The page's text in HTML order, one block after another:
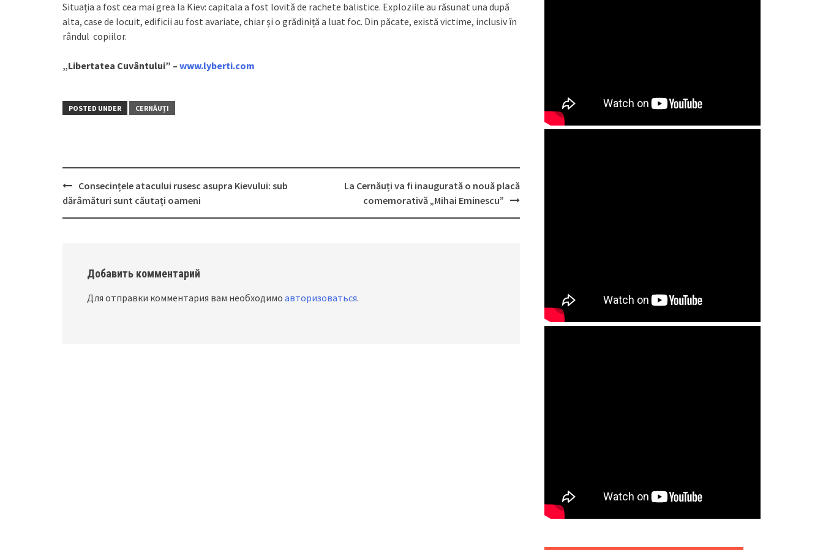
Situația a fost cea mai grea la Kiev: capitala a fost lovită de rachete balistice. Exploziile au răsunat una după
alta, case de locuit, edificii au fost avariate, chiar și o grădiniță a luat foc. Din păcate, există victime, inclusiv în
rândul copiilor.
„Libertatea Cuvântului” – www.lyberti.com
POSTED UNDER CERNĂUȚI
Post
navigation
Consecințele atacului rusesc asupra Kievului: sub
dărâmături sunt căutați oameni
La Cernăuți va fi inaugurată o nouă placă
comemorativă „Mihai Eminescu”
Добавить комментарий
Для отправки комментария вам необходимо авторизоваться.